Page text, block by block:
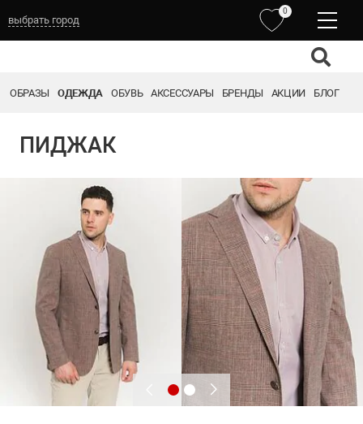
выбрать город
0
ОБРАЗЫ ОДЕЖДА ОБУВЬ АКСЕССУАРЫ БРЕНДЫ АКЦИИ БЛОГ
ПИДЖАК